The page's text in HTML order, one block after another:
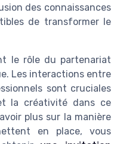
des connaissances
de transformer le
le rôle du partenariat
Les interactions entre
sont cruciales
la créativité dans ce
plus sur la manière
en place, vous